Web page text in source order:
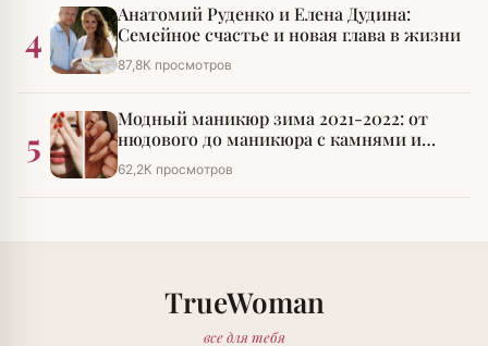
4
Анатомий Руденко и Елена Дудина:
Семейное счастье и новая глава в жизни
87,8К просмотров
5
Модный маникюр зима 2021-2022: от
нюдового до маникюра с камнями и
стразами
62,2К просмотров
TrueWoman
все для тебя